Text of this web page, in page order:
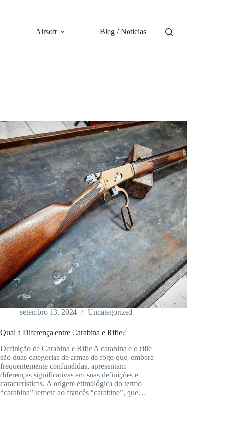
Airsoft Blog / Noticias
setembro 13, 2024 Uncategorized
Qual a Diferença entre Carabina e Rifle?
Definição de Carabina e Rifle A carabina e o rifle
são duas categorias de armas de fogo que, embora
frequentemente confundidas, apresentam
diferenças significativas em suas definições e
características. A origem etimológica do termo
“carabina” remete ao francês “carabine”, que…